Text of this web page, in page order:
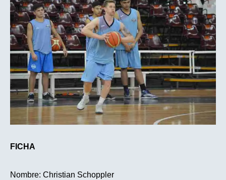
FICHA
Nombre: Christian Schoppler